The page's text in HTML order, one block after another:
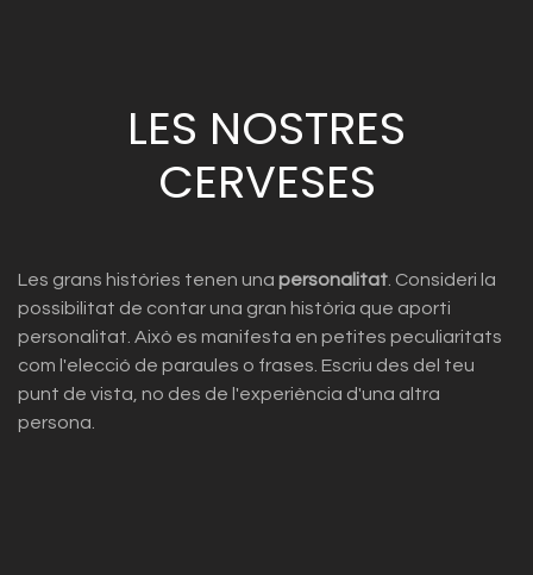
LES NOSTRES
CERVESES
Les grans històries tenen una personalitat. Consideri la
possibilitat de contar una gran història que aporti
personalitat. Això es manifesta en petites peculiaritats
com l'elecció de paraules o frases. Escriu des del teu
punt de vista, no des de l'experiència d'una altra
persona.